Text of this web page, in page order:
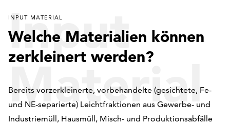
Input
Material
INPUT MATERIAL
Welche Materialien können
zerkleinert werden?
Bereits vorzerkleinerte, vorbehandelte (gesichtete, Fe-
und NE-separierte) Leichtfraktionen aus Gewerbe- und
Industriemüll, Hausmüll, Misch- und Produktionsabfälle